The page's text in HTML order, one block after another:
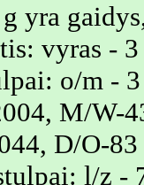
yra
vyras -
o/m -
M/W-
D/O-
l/z -